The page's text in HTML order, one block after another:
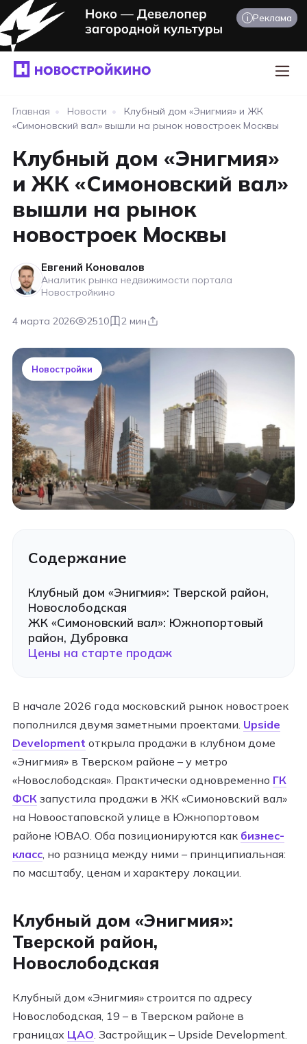
i Реклама
Главная • Новости •
Клубный дом «Энигмия» и ЖК
«Симоновский вал» вышли на рынок новостроек Москвы
Клубный дом «Энигмия»
и ЖК «Симоновский вал»
вышли на рынок
новостроек Москвы
Евгений Коновалов
Аналитик рынка недвижимости портала
Новостройкино
4 марта 2026 2510 2 мин
Новостройки
Содержание
Клубный дом «Энигмия»: Тверской район,
Новослободская
ЖК «Симоновский вал»: Южнопортовый
район, Дубровка
Цены на старте продаж
В начале 2026 года московский рынок новостроек
пополнился двумя заметными проектами. Upside
Development открыла продажи в клубном доме
«Энигмия» в Тверском районе – у метро
«Новослободская». Практически одновременно ГК
ФСК запустила продажи в ЖК «Симоновский вал»
на Новоостаповской улице в Южнопортовом
районе ЮВАО. Оба позиционируются как бизнес-
класс , но разница между ними – принципиальная:
по масштабу, ценам и характеру локации.
Клубный дом «Энигмия»:
Тверской район,
Новослободская
Клубный дом «Энигмия» строится по адресу
Новослободская, 19 – в Тверском районе в
границах ЦАО . Застройщик – Upside Development.